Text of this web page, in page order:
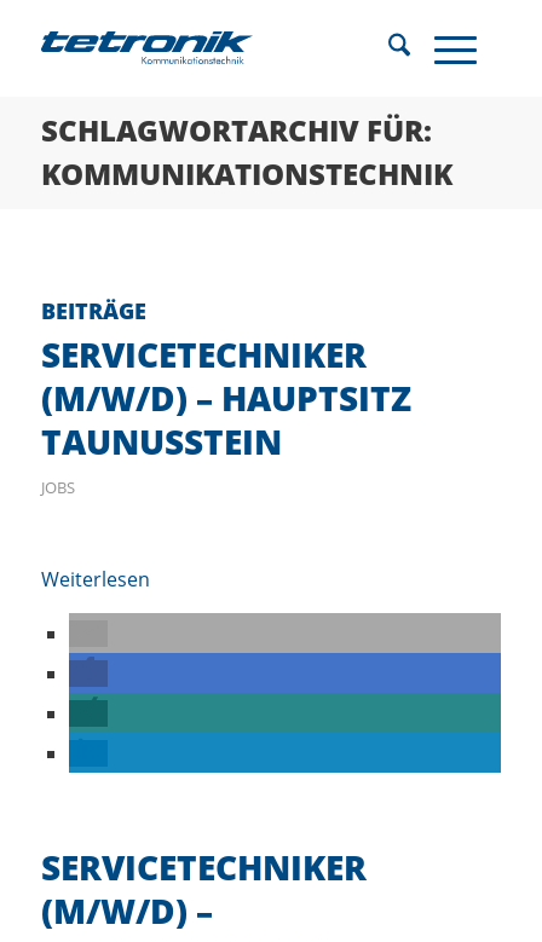
SCHLAGWORTARCHIV FÜR:
KOMMUNIKATIONSTECHNIK
BEITRÄGE
SERVICETECHNIKER
(M/W/D) – HAUPTSITZ
TAUNUSSTEIN
JOBS
Weiterlesen
SERVICETECHNIKER
(M/W/D) –